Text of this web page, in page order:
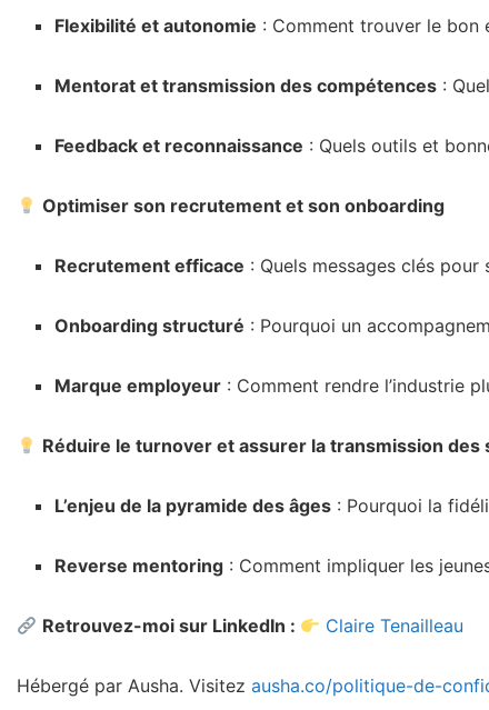
Flexibilité et autonomie : Comment trouver le bon
Mentorat et transmission des compétences :
Feedback et reconnaissance : Quels outils et
Optimiser son recrutement et son onboarding
Recrutement efficace : Quels messages clés pour
Onboarding structuré : Pourquoi un
Marque employeur : Comment rendre l’industrie
Réduire le turnover et assurer la transmission des
L’enjeu de la pyramide des âges : Pourquoi la
Reverse mentoring : Comment impliquer les
Retrouvez-moi sur LinkedIn : Claire Tenailleau
Hébergé par Ausha. Visitez ausha.co/politique-de-